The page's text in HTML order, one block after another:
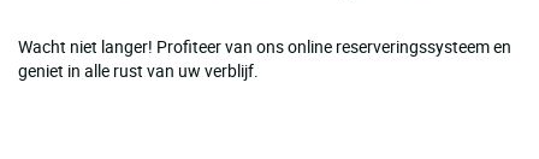
Wacht niet langer! Profiteer van ons online reserveringssysteem en
geniet in alle rust van uw verblijf.